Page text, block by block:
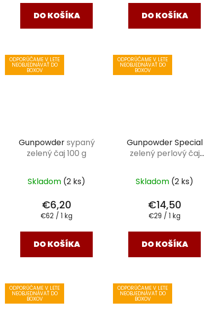
DO KOŠÍKA DO KOŠÍKA
ODPORÚČAME V LETE
NEOBJEDNÁVAŤ DO
BOXOV
Gunpowdersypaný
zelený čaj 100 g
Skladom (2 ks)
€6,20
Jednotková
€62 / 1 kg
DO KOŠÍKA
ODPORÚČAME V LETE
NEOBJEDNÁVAŤ DO
BOXOV
Gunpowder Special
zelený perlový čaj
Skladom (2 ks)
€14,50
Jednotková
€29 / 1 kg
DO KOŠÍKA
ODPORÚČAME V LETE
NEOBJEDNÁVAŤ DO
BOXOV
ODPORÚČAME V LETE
NEOBJEDNÁVAŤ DO
BOXOV